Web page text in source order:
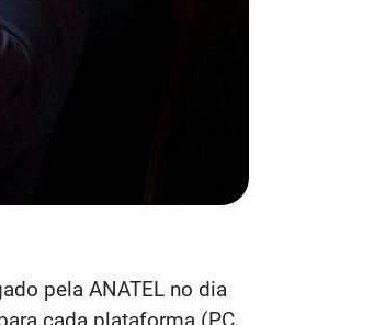
pela ANATEL no dia